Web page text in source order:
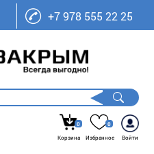
+7 978 555 22 25
0
Корзина
0
Избранное
Войти